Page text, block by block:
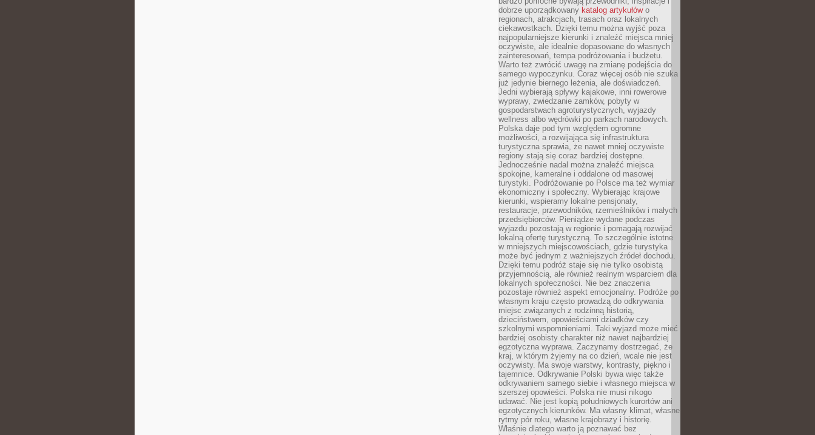
dobrze uporządkowany katalog artykułówo
regionach, atrakcjach, trasach oraz lokalnych
ciekawostkach. Dzięki temu można wyjść poza
najpopularniejsze kierunki i znaleźć miejsca mniej
oczywiste, ale idealnie dopasowane do własnych
zainteresowań, tempa podróżowania i budżetu.
Warto też zwrócić uwagę na zmianę podejścia do
samego wypoczynku. Coraz więcej osób nie szuka
już jedynie biernego leżenia, ale doświadczeń.
Jedni wybierają spływy kajakowe, inni rowerowe
wyprawy, zwiedzanie zamków, pobyty w
gospodarstwach agroturystycznych, wyjazdy
wellness albo wędrówki po parkach narodowych.
Polska daje pod tym względem ogromne
możliwości, a rozwijająca się infrastruktura
turystyczna sprawia, że nawet mniej oczywiste
regiony stają się coraz bardziej dostępne.
Jednocześnie nadal można znaleźć miejsca
spokojne, kameralne i oddalone od masowej
turystyki. Podróżowanie po Polsce ma też wymiar
ekonomiczny i społeczny. Wybierając krajowe
kierunki, wspieramy lokalne pensjonaty,
restauracje, przewodników, rzemieślników i małych
przedsiębiorców. Pieniądze wydane podczas
wyjazdu pozostają w regionie i pomagają rozwijać
lokalną ofertę turystyczną. To szczególnie istotne
w mniejszych miejscowościach, gdzie turystyka
może być jednym z ważniejszych źródeł dochodu.
Dzięki temu podróż staje się nie tylko osobistą
przyjemnością, ale również realnym wsparciem dla
lokalnych społeczności. Nie bez znaczenia
pozostaje również aspekt emocjonalny. Podróże po
własnym kraju często prowadzą do odkrywania
miejsc związanych z rodzinną historią,
dzieciństwem, opowieściami dziadków czy
szkolnymi wspomnieniami. Taki wyjazd może mieć
bardziej osobisty charakter niż nawet najbardziej
egzotyczna wyprawa. Zaczynamy dostrzegać, że
kraj, w którym żyjemy na co dzień, wcale nie jest
oczywisty. Ma swoje warstwy, kontrasty, piękno i
tajemnice. Odkrywanie Polski bywa więc także
odkrywaniem samego siebie i własnego miejsca w
szerszej opowieści. Polska nie musi nikogo
udawać. Nie jest kopią południowych kurortów ani
egzotycznych kierunków. Ma własny klimat, własne
rytmy pór roku, własne krajobrazy i historię.
Właśnie dlatego warto ją poznawać bez